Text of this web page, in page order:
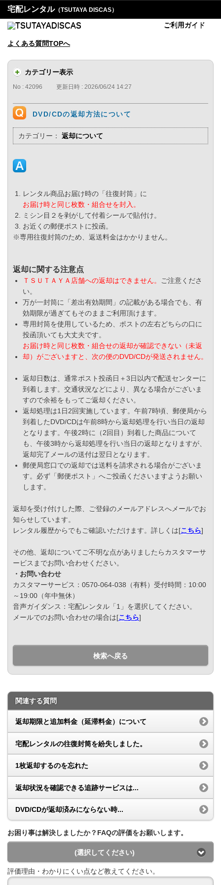
宅配レンタル（TSUTAYA DISCAS）
ご利用ガイド
よくある質問TOPへ
カテゴリー表示
No : 42096 更新日時 : 2026/06/24 14:27
DVD/CDの返却方法について
カテゴリー： 返却について
レンタル商品お届け時の「往復封筒」に
お届け時と同じ枚数・組合せを封入。
ミシン目２を剥がして付着シールで貼付け。
お近くの郵便ポストに投函。
※専用往復封筒のため、返送料金はかかりません。
返却に関する注意点
ＴＳＵＴＡＹＡ店舗への返却はできません。 ご注意くださ
い。
万が一封筒に「差出有効期間」の記載がある場合でも、有
効期限が過ぎてもそのままご利用頂けます。
専用封筒を使用しているため、ポストの左右どちらの口に
投函頂いても大丈夫です。
お届け時と同じ枚数・組合せの返却が確認できない（未返
却）がございますと、次の便のDVD/CDが発送されません。
返却日数は、通常ポスト投函日＋3日以内で配送センターに
到着します。交通状況などにより、異なる場合がございま
すので余裕をもってご返却ください。
返却処理は1日2回実施しています。午前7時頃、郵便局から
到着したDVD/CDは午前8時から返却処理を行い当日の返却
となります。午後2時に（2回目）到着した商品について
も、午後3時から返却処理を行い当日の返却となりますが、
返却完了メールの送付は翌日となります。
郵便局窓口での返却では送料を請求される場合がございま
す。必ず「郵便ポスト」へご投函くださいますようお願い
します。
返却を受け付けした際、ご登録のメールアドレスへメールでお
知らせしています。
レンタル履歴からでもご確認いただけます。詳しくは[こちら]
その他、返却についてご不明な点がありましたらカスタマーサ
ービスまでお問い合わせください。
・お問い合わせ
カスタマーサービス：0570-064-038（有料）受付時間：10:00
～19:00（年中無休）
音声ガイダンス：宅配レンタル「1」を選択してください。
メールでのお問い合わせの場合は[こちら]
検索へ戻る
関連する質問
返却期限と追加料金（延滞料金）について
宅配レンタルの往復封筒を紛失しました。
1枚返却するのを忘れた
返却状況を確認できる追跡サービスは...
DVD/CDが返却済みにならない時...
お困り事は解決しましたか？FAQの評価をお願いします。
(選択してください)
評価理由・わかりにくい点など教えてください。